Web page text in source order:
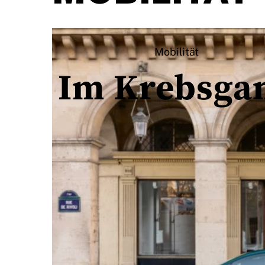
Mobilität
Im